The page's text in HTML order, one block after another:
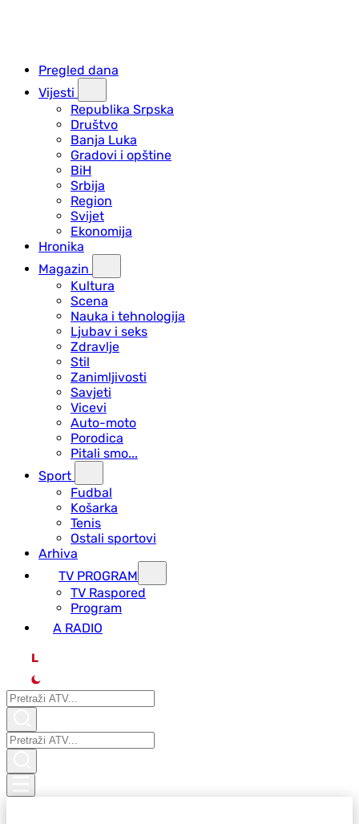
Pregled dana
Vijesti
Republika Srpska
Društvo
Banja Luka
Gradovi i opštine
BiH
Srbija
Region
Svijet
Ekonomija
Hronika
Magazin
Kultura
Scena
Nauka i tehnologija
Ljubav i seks
Zdravlje
Stil
Zanimljivosti
Savjeti
Vicevi
Auto-moto
Porodica
Pitali smo...
Sport
Fudbal
Košarka
Tenis
Ostali sportovi
Arhiva
TV PROGRAM
ТV Raspored
Program
A RADIO
L